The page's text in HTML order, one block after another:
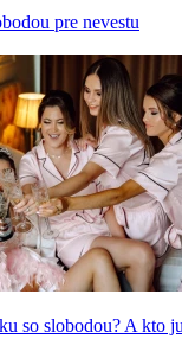
pre nevestu
so slobodou? A kto